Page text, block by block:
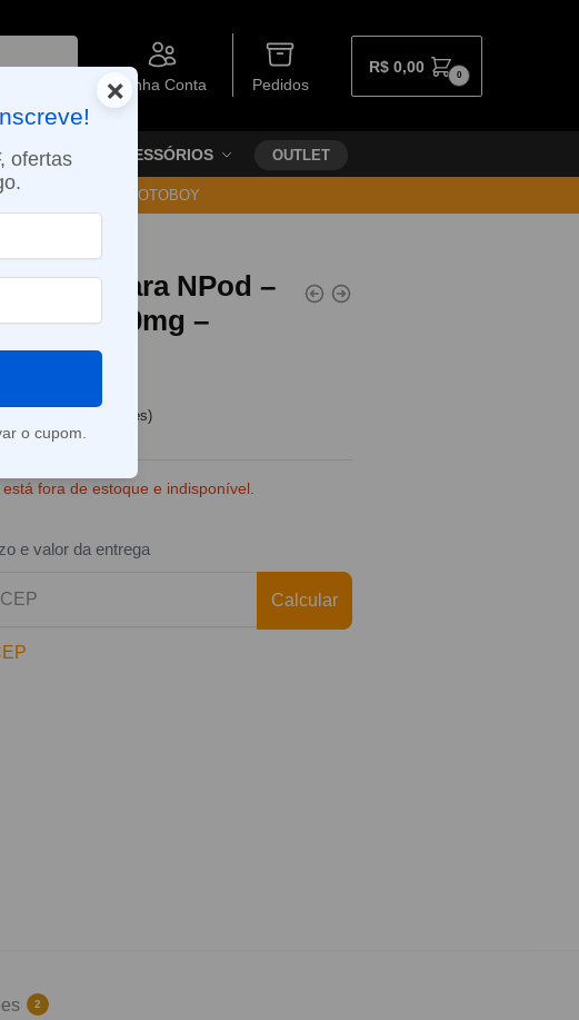
Minha Conta Pedidos
R$ 0,00 0
ORAL ACESSÓRIOS OUTLET
ATÉ 15:30 VIA MOTOBOY
(Refil) para NPod –
Ice – 20mg –
avaliações de clientes)
fora de estoque e indisponível.
e valor da entrega
Calcular
2
×
ofertas
o cupom.